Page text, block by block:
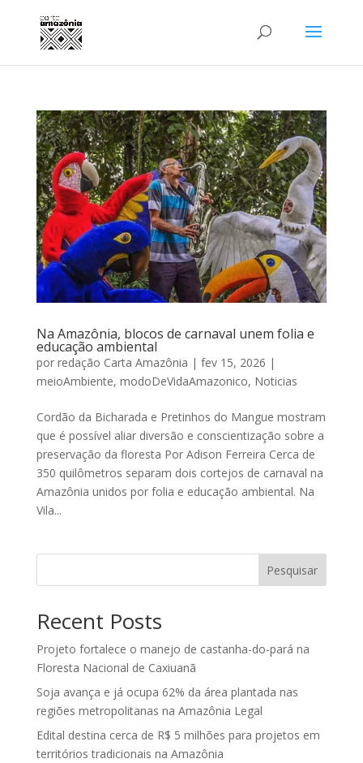
Na Amazônia, blocos de carnaval unem folia e
educação ambiental
por redação Carta Amazônia | fev 15, 2026 |
meioAmbiente, modoDeVidaAmazonico, Noticias
Cordão da Bicharada e Pretinhos do Mangue mostram
que é possível aliar diversão e conscientização sobre a
preservação da floresta Por Adison Ferreira Cerca de
350 quilômetros separam dois cortejos de carnaval na
Amazônia unidos por folia e educação ambiental. Na
Vila...
Pesquisar
Recent Posts
Projeto fortalece o manejo de castanha-do-pará na
Floresta Nacional de Caxiuanã
Soja avança e já ocupa 62% da área plantada nas
regiões metropolitanas na Amazônia Legal
Edital destina cerca de R$ 5 milhões para projetos em
territórios tradicionais na Amazônia